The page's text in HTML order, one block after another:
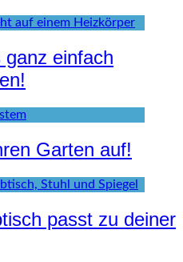
ganz einfach
Garten auf!
passt zu deiner